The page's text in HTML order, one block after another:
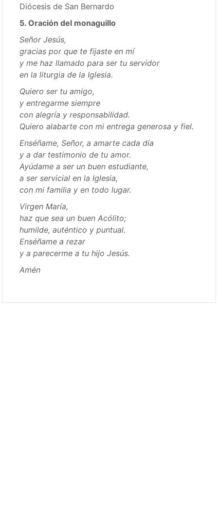
Diócesis de San Bernardo
5. Oración del monaguillo
Señor Jesús,
gracias por que te fijaste en mí
y me haz llamado para ser tu servidor
en la liturgia de la Iglesia.
Quiero ser tu amigo,
y entregarme siempre
con alegría y responsabilidad.
Quiero alabarte con mi entrega generosa y fiel.
Enséñame, Señor, a amarte cada día
y a dar testimonio de tu amor.
Ayúdame a ser un buen estudiante,
a ser servicial en la Iglesia,
con mi familia y en todo lugar.
Virgen María,
haz que sea un buen Acólito;
humilde, auténtico y puntual.
Enséñame a rezar
y a parecerme a tu hijo Jesús.
Amén